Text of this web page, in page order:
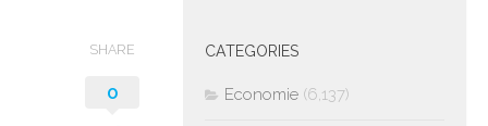
SHARE
0
CATEGORIES
Economie (6,137)